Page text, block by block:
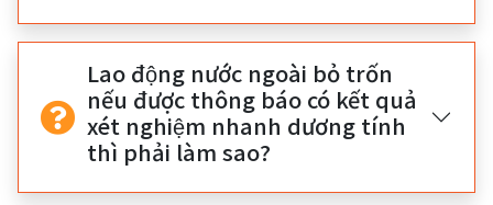
Lao động nước ngoài bỏ trốn
nếu được thông báo có kết quả
xét nghiệm nhanh dương tính
thì phải làm sao?